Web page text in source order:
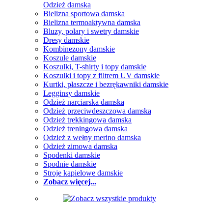
Odzież damska
Bielizna sportowa damska
Bielizna termoaktywna damska
Bluzy, polary i swetry damskie
Dresy damskie
Kombinezony damskie
Koszule damskie
Koszulki, T-shirty i topy damskie
Koszulki i topy z filtrem UV damskie
Kurtki, płaszcze i bezrękawniki damskie
Legginsy damskie
Odzież narciarska damska
Odzież przeciwdeszczowa damska
Odzież trekkingowa damska
Odzież treningowa damska
Odzież z wełny merino damska
Odzież zimowa damska
Spodenki damskie
Spodnie damskie
Stroje kąpielowe damskie
Zobacz więcej...